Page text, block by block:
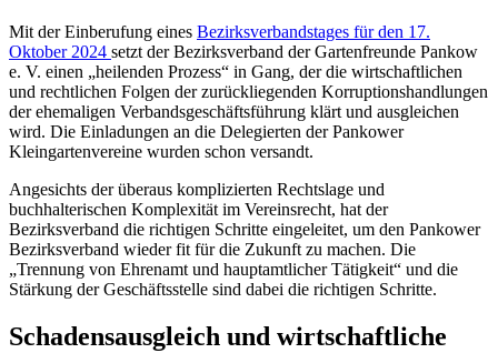
Mit der Einberufung eines Bezirksverbandstages für den 17.
Oktober 2024 setzt der Bezirksverband der Gartenfreunde Pankow
e. V. einen „heilenden Prozess“ in Gang, der die wirtschaftlichen
und rechtlichen Folgen der zurückliegenden Korruptionshandlungen
der ehemaligen Verbandsgeschäftsführung klärt und ausgleichen
wird. Die Einladungen an die Delegierten der Pankower
Kleingartenvereine wurden schon versandt.
Angesichts der überaus komplizierten Rechtslage und
buchhalterischen Komplexität im Vereinsrecht, hat der
Bezirksverband die richtigen Schritte eingeleitet, um den Pankower
Bezirksverband wieder fit für die Zukunft zu machen. Die
„Trennung von Ehrenamt und hauptamtlicher Tätigkeit“ und die
Stärkung der Geschäftsstelle sind dabei die richtigen Schritte.
Schadensausgleich und wirtschaftliche